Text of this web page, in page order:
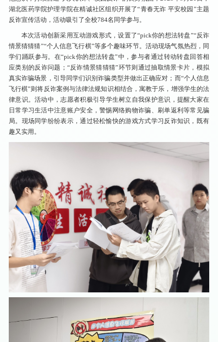
湖北医药学院护理学院在精诚社区组织开展了“青春无诈 平安校园”主题
反诈宣传活动，活动吸引了全校784名同学参与。
本次活动创新采用互动游戏形式，设置了“pick你的想法转盘”“反诈
情景猜猜猜”“个人信息飞行棋”等多个趣味环节。活动现场气氛热烈，同
学们踊跃参与。在“pick你的想法转盘”中，参与者通过转动转盘回答相
应类别的反诈问题；“反诈情景猜猜猜”环节则通过抽取情景卡片，模拟
真实诈骗场景，引导同学们识别诈骗类型并做出正确应对；而“个人信息
飞行棋”则将反诈案例与法律法规知识相结合，寓教于乐，增强学生的法
律意识。活动中，志愿者积极引导学生树立自我保护意识，提醒大家在
日常学习生活中注意账户安全，警惕网络购物诈骗、刷单返利等常见骗
局。现场同学纷纷表示，通过轻松愉快的游戏方式学习反诈知识，既有
趣又实用。